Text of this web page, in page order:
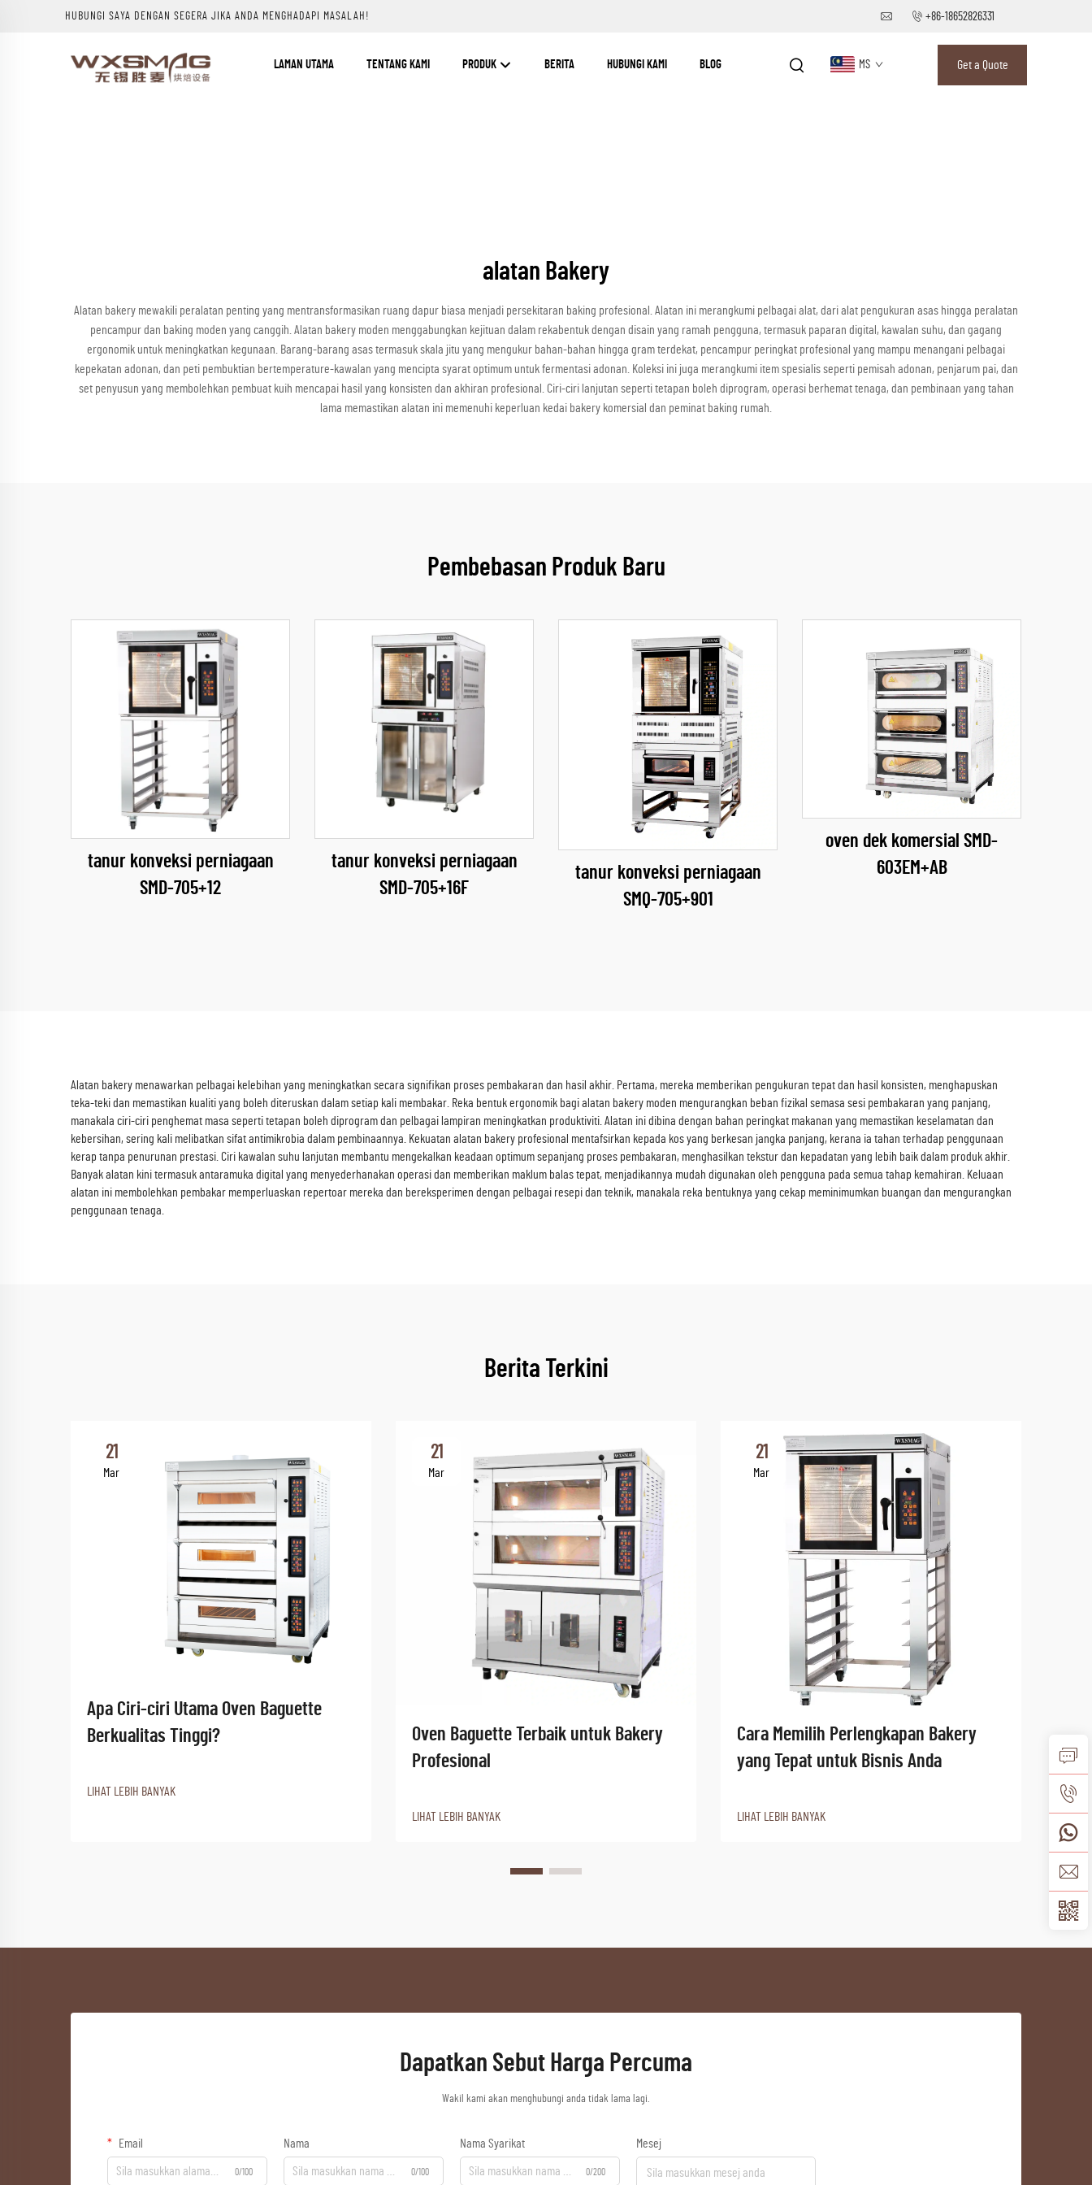
HUBUNGI SAYA DENGAN SEGERA JIKA ANDA MENGHADAPI MASALAH! +86-18652826331
LAMAN UTAMA TENTANG KAMI PRODUK BERITA HUBUNGI KAMI BLOG MS Get a Quote
alatan Bakery
Alatan bakery mewakili peralatan penting yang mentransformasikan ruang dapur biasa menjadi persekitaran baking profesional. Alatan ini merangkumi pelbagai alat, dari alat pengukuran asas hingga peralatan
pencampur dan baking moden yang canggih. Alatan bakery moden menggabungkan kejituan dalam rekabentuk dengan disain yang ramah pengguna, termasuk paparan digital, kawalan suhu, dan gagang
ergonomik untuk meningkatkan kegunaan. Barang-barang asas termasuk skala jitu yang mengukur bahan-bahan hingga gram terdekat, pencampur peringkat profesional yang mampu menangani pelbagai
kepekatan adonan, dan peti pembuktian bertemperature-kawalan yang mencipta syarat optimum untuk fermentasi adonan. Koleksi ini juga merangkumi item spesialis seperti pemisah adonan, penjarum pai, dan
set penyusun yang membolehkan pembuat kuih mencapai hasil yang konsisten dan akhiran profesional. Ciri-ciri lanjutan seperti tetapan boleh diprogram, operasi berhemat tenaga, dan pembinaan yang tahan
lama memastikan alatan ini memenuhi keperluan kedai bakery komersial dan peminat baking rumah.
Pembebasan Produk Baru
tanur konveksi perniagaan
SMD-705+12
tanur konveksi perniagaan
SMD-705+16F
tanur konveksi perniagaan
SMQ-705+901
oven dek komersial SMD-
603EM+AB
Alatan bakery menawarkan pelbagai kelebihan yang meningkatkan secara signifikan proses pembakaran dan hasil akhir. Pertama, mereka memberikan pengukuran tepat dan hasil konsisten, menghapuskan
teka-teki dan memastikan kualiti yang boleh diteruskan dalam setiap kali membakar. Reka bentuk ergonomik bagi alatan bakery moden mengurangkan beban fizikal semasa sesi pembakaran yang panjang,
manakala ciri-ciri penghemat masa seperti tetapan boleh diprogram dan pelbagai lampiran meningkatkan produktiviti. Alatan ini dibina dengan bahan peringkat makanan yang memastikan keselamatan dan
kebersihan, sering kali melibatkan sifat antimikrobia dalam pembinaannya. Kekuatan alatan bakery profesional mentafsirkan kepada kos yang berkesan jangka panjang, kerana ia tahan terhadap penggunaan
kerap tanpa penurunan prestasi. Ciri kawalan suhu lanjutan membantu mengekalkan keadaan optimum sepanjang proses pembakaran, menghasilkan tekstur dan kepadatan yang lebih baik dalam produk akhir.
Banyak alatan kini termasuk antaramuka digital yang menyederhanakan operasi dan memberikan maklum balas tepat, menjadikannya mudah digunakan oleh pengguna pada semua tahap kemahiran. Keluaan
alatan ini membolehkan pembakar memperluaskan repertoar mereka dan bereksperimen dengan pelbagai resepi dan teknik, manakala reka bentuknya yang cekap meminimumkan buangan dan mengurangkan
penggunaan tenaga.
Berita Terkini
21
Mar
Apa Ciri-ciri Utama Oven Baguette
Berkualitas Tinggi?
LIHAT LEBIH BANYAK
21
Mar
Oven Baguette Terbaik untuk Bakery
Profesional
LIHAT LEBIH BANYAK
21
Mar
Cara Memilih Perlengkapan Bakery
yang Tepat untuk Bisnis Anda
LIHAT LEBIH BANYAK LIHAT
Dapatkan Sebut Harga Percuma
Wakil kami akan menghubungi anda tidak lama lagi.
Email
0/100
Nama
0/100
Nama Syarikat
0/200
Mesej